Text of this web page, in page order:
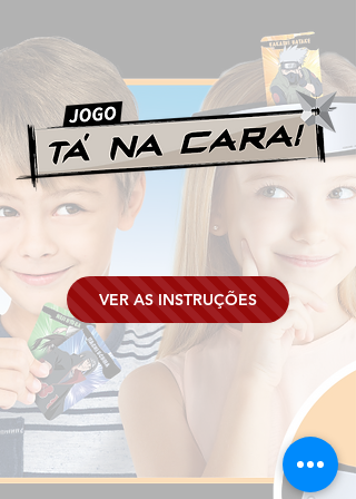
VER AS INSTRUÇÕES